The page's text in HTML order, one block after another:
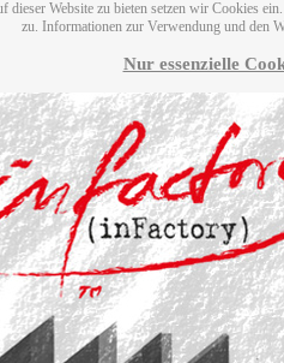
dieser Website zu bieten setzen wir Cookies
zu. Informationen zur Verwendung und den
Nur essenzielle